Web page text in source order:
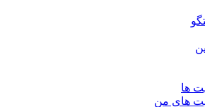
ها
های من